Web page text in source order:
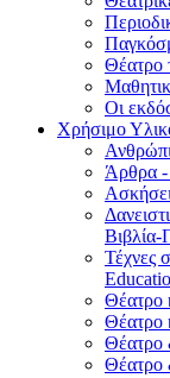
Θέατρο
Οι
Χρήσιμο
Άρθρα -
Βιβλία-
Τέχνες
Θέατρο
Θέατρο
Θέατρο
Θέατρο